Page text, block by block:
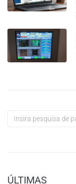
ÚLTIMAS